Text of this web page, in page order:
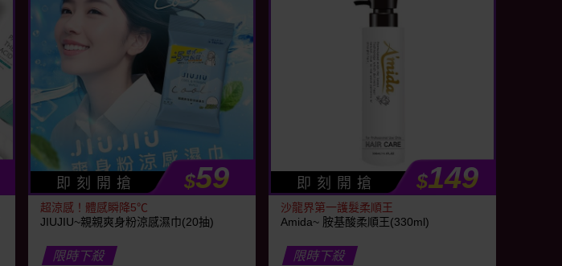
即 刻 開 搶 $59
超涼感！體感瞬降5℃
JIUJIU~親親爽身粉涼感濕巾(20抽)
限時下殺
即 刻 開 搶 $149
沙龍界第一護髮柔順王
Amida~ 胺基酸柔順王(330ml)
限時下殺